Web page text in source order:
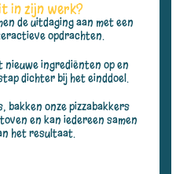
in zijn werk?
de uitdaging aan met een
opdrachten.
ingrediënten op en
dichter bij het einddoel.
bakken onze pizzabakkers
en kan iedereen samen
het resultaat.